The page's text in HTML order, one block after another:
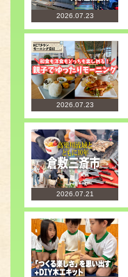
2026.07.23
2026.07.23
2026.07.21